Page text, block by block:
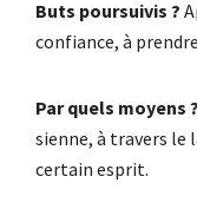
Buts poursuivis ?
confiance, à
Par quels moyens ?
sienne, à travers le
certain esprit.